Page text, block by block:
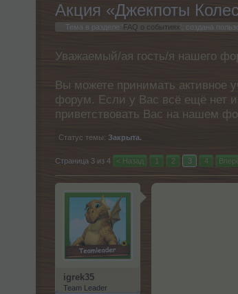
Акция «Джекпоты
Тема в разделе ' FAQ о событиях ', создана
Уважаемый/ая гость/я нашего
Вы можете принимать активное
форум. Если у Вас всё ещё нет
приветствовать Вас на нашем
Статус темы: Закрыта.
Страница 3 из 4 < Назад 1 2 3 4
igrek35
Team Leader